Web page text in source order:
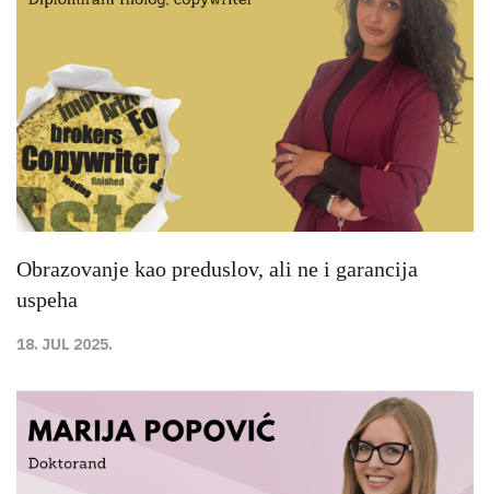
Obrazovanje kao preduslov, ali ne i garancija
uspeha
18. JUL 2025.